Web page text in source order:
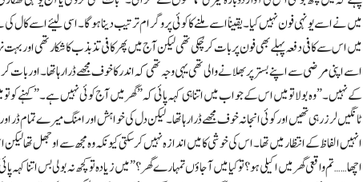
میں نے اسے یونہی فون نہیں کیا۔ یقیناً اسے ملنے کا کوئی پروگرام ترتیب دینا ہو گا۔ اسی لیئے
میں اس سے کافی دفعہ پہلے بھی فون پر بات کر چُکی تھی لیکن آج میں پھر کافی تذبذب کا شکار تھی اور
اسے اپنی مرضی سے اپنے بستر پر بھلانے والی تھی یہی وجہ تھی کہ اندر کا خوف مجھے ڈرا رہا تھا۔ اور
کے نہیں۔” وہ بولا تو میں اس کے جواب میں اتنا ہی کہہ پائی کہ ” گھر میں آج کوئی نہیں ہے۔” کہنے کو
ٹانگیں لرز رہی تھیں اور کوئی انجانہ خوف مجھے ڈرا رہا تھا ۔ لیکن دل کی خواہش اور امنگ میرے
انہیں الفاظ کے انتظار میں تھا۔ اس کی خوشی کا میں اندازہ نہیں کرسکتی کیونکہ وہ مجھ سے اوجھل تھا
اچھا……تم واقعی گھر میں اکیلی ہو؟ تو کیا میں آجاؤں تمہارے گھر؟” میں زیادہ تو کچھ نہ بولی بس اتنا کہہ